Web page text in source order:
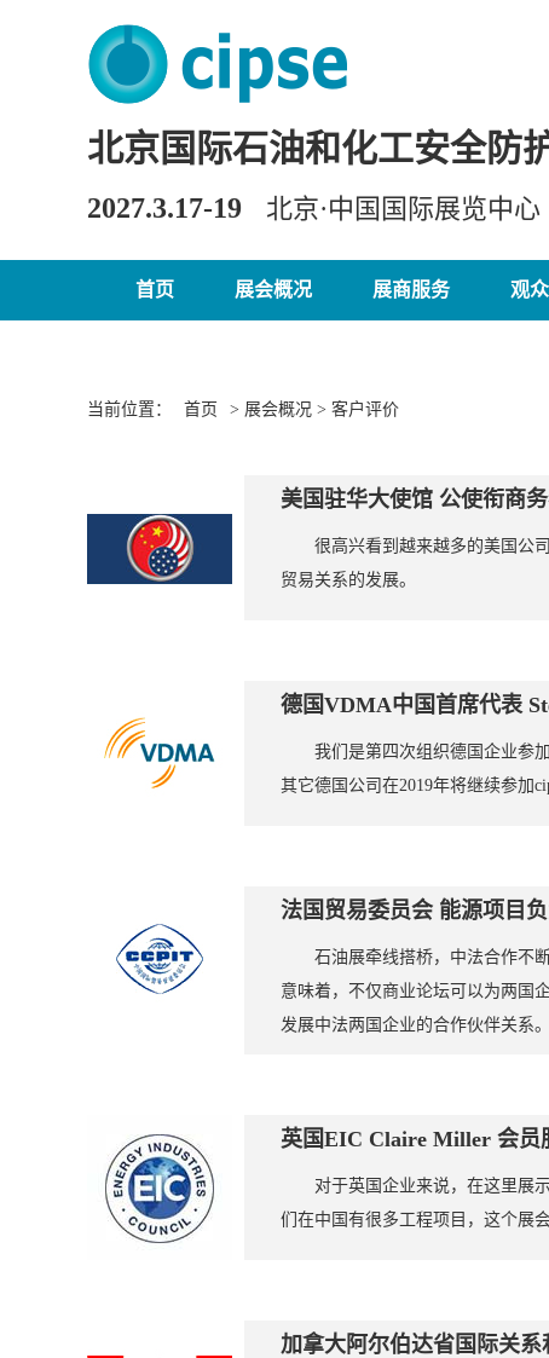
北京国际石油和化工安全防
2027.3.17-19 北京·中国国际展览中心
首页 展会概况 展商服务 观
当前位置： 首页 > 展会概况 > 客户评价
美国驻华大使馆 公使衔商务
很高兴看到越来越多的美国公
贸易关系的发展。
德国VDMA中国首席代表
我们是第四次组织德国企业参
其它德国公司在2019年将继续参加
法国贸易委员会 能源项目负
石油展牵线搭桥，中法合作不
意味着，不仅商业论坛可以为两国
发展中法两国企业的合作伙伴关系。
英国EIC Claire Miller 会员
对于英国企业来说，在这里展
们在中国有很多工程项目，这个展
加拿大阿尔伯达省国际关